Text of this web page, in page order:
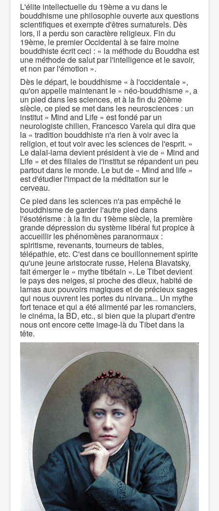
L'élite intellectuelle du 19ème a vu dans le
bouddhisme une philosophie ouverte aux questions
scientifiques et exempte d'êtres surnaturels. Dès
lors, il a perdu son caractère religieux. Fin du
19ème, le premier Occidental à se faire moine
bouddhiste écrit ceci : « la méthode du Bouddha est
une méthode de salut par l'intelligence et le savoir,
et non par l'émotion ».
Dès le départ, le bouddhisme « à l'occidentale »,
qu'on appelle maintenant le « néo-bouddhisme », a
un pied dans les sciences, et à la fin du 20ème
siècle, ce pied se met dans les neurosciences : un
institut « Mind and Life » est fondé par un
neurologiste chilien, Francesco Varela qui dira que
la « tradition bouddhiste n'a rien à voir avec la
religion, et tout voir avec les sciences de l'esprit. »
Le dalaï-lama devient président à vie de « Mind and
Life » et des filiales de l'institut se répandent un peu
partout dans le monde. Le but de « Mind and life »
est d'étudier l'impact de la méditation sur le
cerveau.
Ce pied dans les sciences n'a pas empêché le
bouddhisme de garder l'autre pied dans
l'ésotérisme : à la fin du 19ème siècle, la première
grande dépression du système libéral fut propice à
accueillir les phénomènes paranormaux :
spiritisme, revenants, tourneurs de tables,
télépathie, etc. C'est dans ce bouillonnement spirite
qu'une jeune aristocrate russe, Helena Blavatsky,
fait émerger le « mythe tibétain ». Le Tibet devient
le pays des neiges, si proche des dieux, habité de
lamas aux pouvoirs magiques et de précieux sages
qui nous ouvrent les portes du nirvana... Un mythe
fort tenace et qui a été alimenté par les romanciers,
le cinéma, la BD, etc., si bien que la plupart d'entre
nous ont encore cette image-là du Tibet dans la
tête.